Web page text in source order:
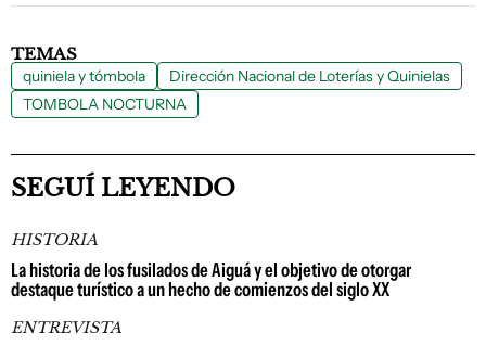
TEMAS
quiniela y tómbola
Dirección Nacional de Loterías y Quinielas
TOMBOLA NOCTURNA
SEGUÍ LEYENDO
HISTORIA
La historia de los fusilados de Aiguá y el objetivo de otorgar
destaque turístico a un hecho de comienzos del siglo XX
ENTREVISTA